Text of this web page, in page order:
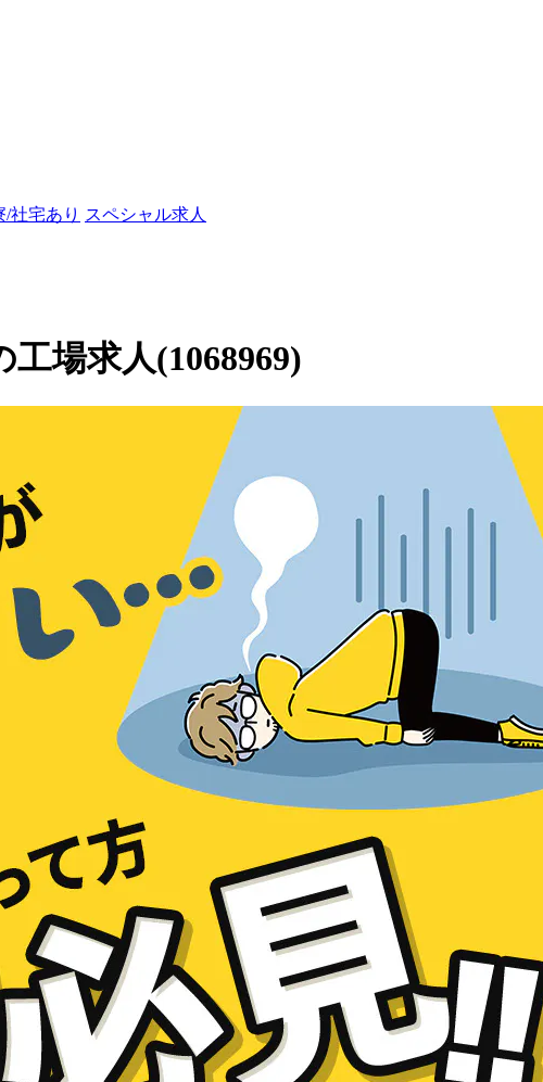
/社宅あり スペシャル求人
場求人(1068969)